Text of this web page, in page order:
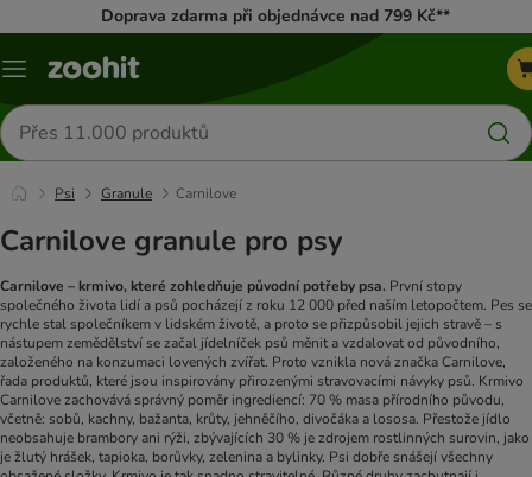
Doprava zdarma při objednávce nad 799 Kč**
Menu
Hledat
produkty
Psi Granule Carnilove
Carnilove granule pro psy
Carnilove – krmivo, které zohledňuje původní potřeby psa. První stopy
společného života lidí a psů pocházejí z roku 12 000 před naším letopočtem. Pes se
rychle stal společníkem v lidském životě, a proto se přizpůsobil jejich stravě – s
nástupem zemědělství se začal jídelníček psů měnit a vzdalovat od původního,
založeného na konzumaci lovených zvířat. Proto vznikla nová značka Carnilove,
řada produktů, které jsou inspirovány přirozenými stravovacími návyky psů. Krmivo
Carnilove zachovává správný poměr ingrediencí: 70 % masa přírodního původu,
včetně: sobů, kachny, bažanta, krůty, jehněčího, divočáka a lososa. Přestože jídlo
neobsahuje brambory ani rýži, zbývajících 30 % je zdrojem rostlinných surovin, jako
je žlutý hrášek, tapioka, borůvky, zelenina a bylinky. Psi dobře snášejí všechny